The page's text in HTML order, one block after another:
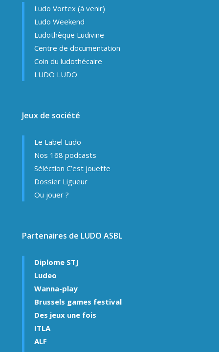
Ludo Vortex (à venir)
Ludo Weekend
Ludothèque Ludivine
Centre de documentation
Coin du ludothécaire
LUDO LUDO
Jeux de société
Le Label Ludo
Nos 168 podcasts
Séléction C’est jouette
Dossier Ligueur
Ou jouer ?
Partenaires de LUDO ASBL
Diplome STJ
Ludeo
Wanna-play
Brussels games festival
Des jeux une fois
ITLA
ALF